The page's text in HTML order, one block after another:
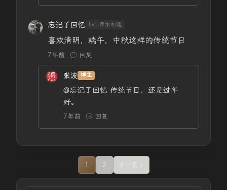
忘记了回忆 Lv1.萍水相逢
喜欢清明，端午，中秋这样的传统节日
7年前 回复
张波 博主
@忘记了回忆 传统节日，还是过年
好。
7年前 回复
1 2 下一页